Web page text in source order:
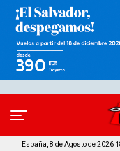
España, 8 de Agosto de 2026